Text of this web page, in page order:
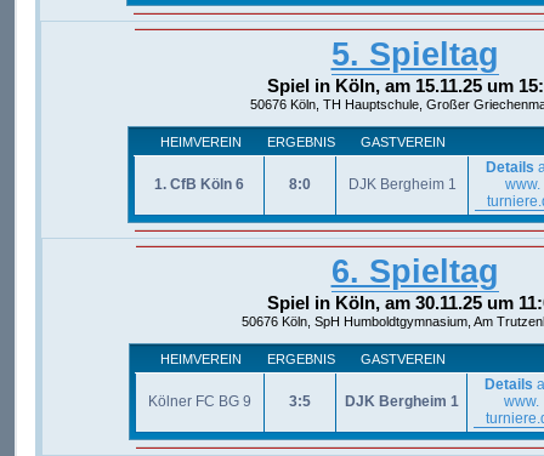
5. Spieltag
Spiel in Köln, am 15.11.25 um
50676 Köln, TH Hauptschule, Großer
HEIMVEREIN ERGEBNIS GASTVEREIN
1. CfB Köln 6 8:0 DJK Bergheim 1
Details
www.
6. Spieltag
Spiel in Köln, am 30.11.25 um
50676 Köln, SpH Humboldtgymnasium, Am
HEIMVEREIN ERGEBNIS GASTVEREIN
Kölner FC BG 9 3:5 DJK Bergheim 1
Details
www.